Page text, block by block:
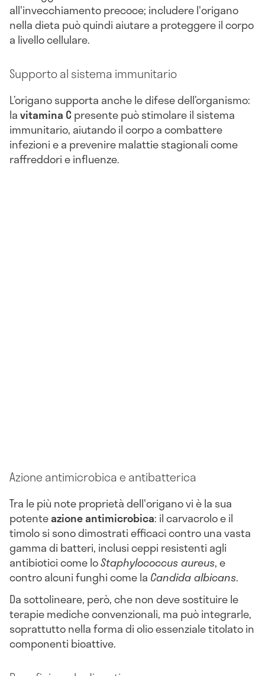
all'invecchiamento precoce; includere l'origano
nella dieta può quindi aiutare a proteggere il corpo
a livello cellulare.
Supporto al sistema immunitario
L’origano supporta anche le difese dell’organismo:
lavitamina Cpresente può stimolare il sistema
immunitario, aiutando il corpo a combattere
infezioni e a prevenire malattie stagionali come
raffreddori e influenze.
Azione antimicrobica e antibatterica
Tra le più note proprietà dell'origano vi è la sua
potenteazione antimicrobica: il carvacrolo e il
timolo si sono dimostrati efficaci contro una vasta
gamma di batteri, inclusi ceppi resistenti agli
antibiotici come loStaphylococcus aureus, e
contro alcuni funghi come la Candida albicans.
Da sottolineare, però, che non deve sostituire le
terapie mediche convenzionali, ma può integrarle,
soprattutto nella forma di olio essenziale titolato in
componenti bioattive.